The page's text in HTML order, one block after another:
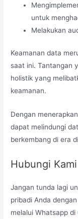
untuk
Melakukan
Keamanan data
saat ini. Tantangan
holistik yang
keamanan.
Dengan
dapat melindungi
berkembang di era
Hubungi
Jangan tunda lagi
pribadi Anda
melalui Whatsapp di